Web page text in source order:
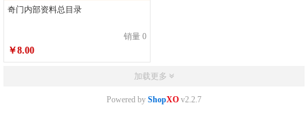
奇门内部资料总目录
销量 0
￥8.00
加载更多
Powered by ShopXO v2.2.7